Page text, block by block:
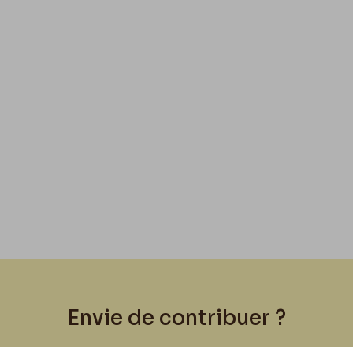
Envie de contribuer ?